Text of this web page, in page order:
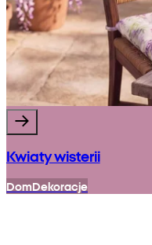
Kwiaty wisterii
DomDekoracje